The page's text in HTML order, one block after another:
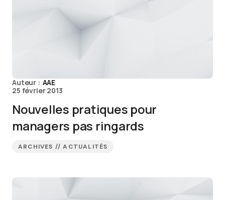
Auteur : AAE
25 février 2013
Nouvelles pratiques pour
managers pas ringards
ARCHIVES // ACTUALITÉS